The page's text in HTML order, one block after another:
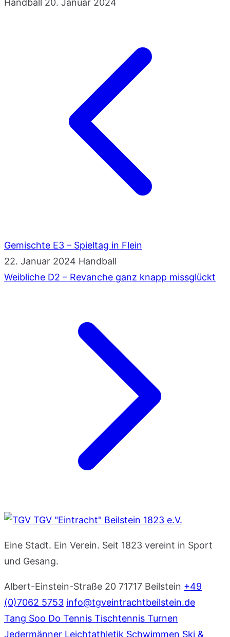
Handball 20. Januar 2024
Gemischte E3 – Spieltag in Flein
22. Januar 2024 Handball
Weibliche D2 – Revanche ganz knapp missglückt
TGV "Eintracht" Beilstein 1823 e.V.
Eine Stadt. Ein Verein. Seit 1823 vereint in Sport
und Gesang.
Albert-Einstein-Straße 20 71717 Beilstein +49
(0)7062 5753 info@tgveintrachtbeilstein.de
Tang Soo Do Tennis Tischtennis Turnen
Jedermänner Leichtathletik Schwimmen Ski &